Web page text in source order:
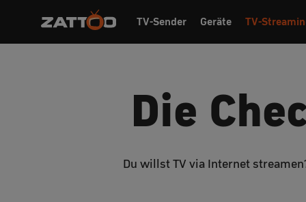
TV-Sender Geräte TV-
Die
Du willst TV via Internet